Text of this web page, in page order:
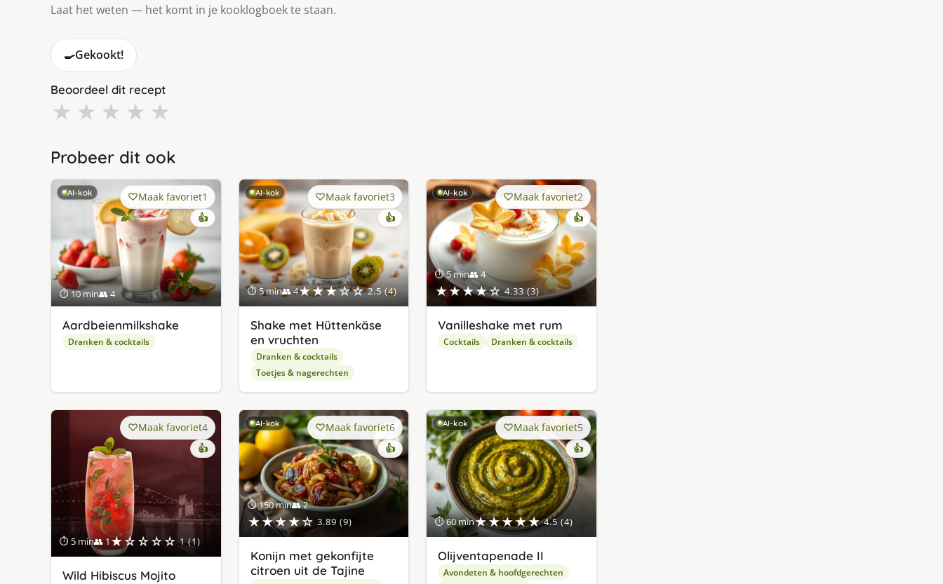
Laat het weten — het komt in je kooklogboek te staan.
🍳Gekookt!
Beoordeel dit recept
★ ★ ★ ★ ★
Probeer dit ook
AI-kok
⏱ 10 min👥 4
Maak favoriet1
👍
Aardbeienmilkshake
Dranken & cocktails
AI-kok
⏱ 5 min👥 4★★★☆☆ 2.5 (4)
Maak favoriet3
👍
Shake met Hüttenkäse
en vruchten
Dranken & cocktails
Toetjes & nagerechten
AI-kok
⏱ 5 min👥 4
★★★★☆ 4.33 (3)
Maak favoriet2
👍
Vanilleshake met rum
Cocktails Dranken & cocktails
⏱ 5 min👥 1★☆☆☆☆ 1 (1)
Maak favoriet4
👍
Wild Hibiscus Mojito
AI-kok
⏱ 150 min👥 2
★★★★☆ 3.89 (9)
Maak favoriet6
👍
Konijn met gekonfijte
citroen uit de Tajine
AI-kok
⏱ 60 min★★★★★ 4.5 (4)
Maak favoriet5
👍
Olijventapenade II
Avondeten & hoofdgerechten